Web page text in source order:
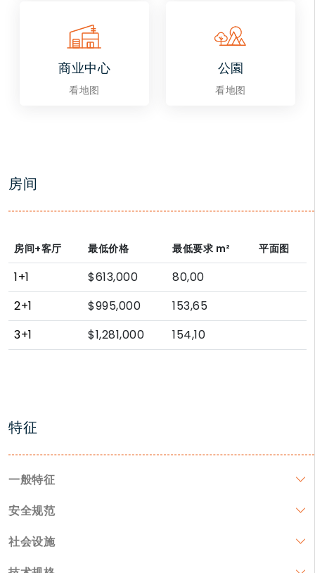
商业中心
看地图
公園
看地图
房间
房间+客厅 最低价格 最低要求 m² 平面图
1+1 $613,000
80,00
2+1
$995,000
153,65
3+1
$1,281,000 154,10
特征
一般特征
安全规范
社会设施